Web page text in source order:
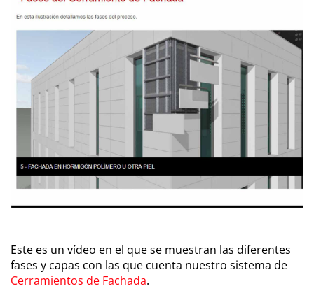
Este es un vídeo en el que se muestran las diferentes
fases y capas con las que cuenta nuestro sistema de
Cerramientos de Fachada.